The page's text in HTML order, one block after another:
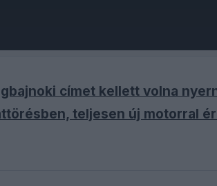
címet kellett volna
teljesen új motorral